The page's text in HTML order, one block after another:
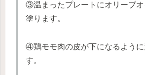
③温まったプレートにオリーブ
塗ります。
④鶏モモ肉の皮が下になるように
す。